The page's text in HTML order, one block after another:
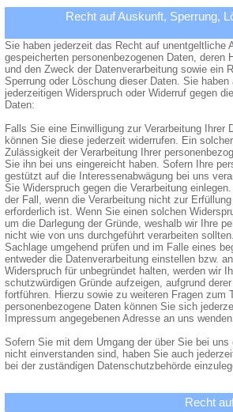
Recht auf Auskunft, Sperrung,
Sie haben jederzeit das Recht auf unentgeltliche
gespeicherten personenbezogenen Daten, deren
und den Zweck der Datenverarbeitung sowie ein
Sperrung oder Löschung dieser Daten. Sie
jederzeitigen Widerspruch oder Widerruf gegen
Daten:
Falls Sie eine Einwilligung zur Verarbeitung Ihrer
können Sie diese jederzeit widerrufen. Ein
Zulässigkeit der Verarbeitung Ihrer
Sie ihn bei uns eingereicht haben. Sofern Ihre
gestützt auf die Interessenabwägung bei uns
Sie Widerspruch gegen die Verarbeitung
der Fall, wenn die Verarbeitung nicht zur
erforderlich ist. Wenn Sie einen solchen
um die Darlegung der Gründe, weshalb wir Ihre
nicht wie von uns durchgeführt verarbeiten
Sachlage umgehend prüfen und im Falle eines
entweder die Datenverarbeitung einstellen bzw.
Widerspruch für unbegründet halten, werden wir
schutzwürdigen Gründe aufzeigen, aufgrund
fortführen. Hierzu sowie zu weiteren Fragen zum
personenbezogene Daten können Sie sich
Impressum angegebenen Adresse an uns
Sofern Sie mit dem Umgang der über Sie bei uns
nicht einverstanden sind, haben Sie auch
bei der zuständigen Datenschutzbehörde
Recht